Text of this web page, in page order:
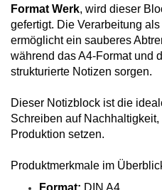
Format Werk, wird dieser
gefertigt. Die Verarbeitung als
ermöglicht ein sauberes
während das A4-Format und
strukturierte Notizen sorgen.
Dieser Notizblock ist die
Schreiben auf
Produktion setzen.
Produktmerkmale im
Format: DIN A4